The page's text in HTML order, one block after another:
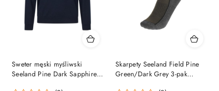
Sweter męski myśliwski
Seeland Pine Dark Sapphire
Skarpety Seeland Field Pine
Green/Dark Grey 3-pak